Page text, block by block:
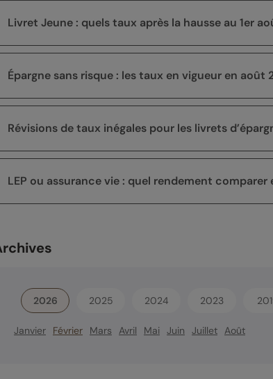
Livret Jeune : quels taux après la hausse au 1er
Épargne sans risque : les taux en vigueur en août
Révisions de taux inégales pour les livrets
LEP ou assurance vie : quel rendement comparer
2026 2025 2024 2023
Janvier Février Mars Avril Mai Juin Juillet Août